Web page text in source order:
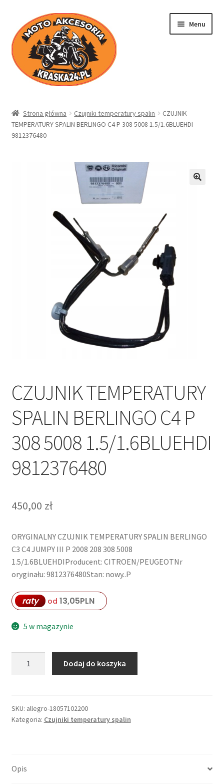
Przejdź
do
nawigacji
Przejdź
do
treści
Menu
Sklep
Polityka prywatności
Strona główna Czujniki temperatury spalin
CZUJNIK
TEMPERATURY SPALIN BERLINGO C4 P 308 5008 1.5/1.6BLUEHDI
9812376480
CZUJNIK TEMPERATURY
SPALIN BERLINGO C4 P
308 5008 1.5/1.6BLUEHDI
9812376480
450,00 zł
ORYGINALNY CZUJNIK TEMPERATURY SPALIN BERLINGO
C3 C4 JUMPY III P 2008 208 308 5008
1.5/1.6BLUEHDIProducent: CITROEN/PEUGEOTNr
oryginału: 9812376480Stan: nowy..P
raty od 13,05PLN
5 w magazynie
BERLINGO
C4
1.5/1.6BLUEHDI
Dodaj do koszyka
SKU: allegro-18057102200
Kategoria: Czujniki temperatury spalin
Opis